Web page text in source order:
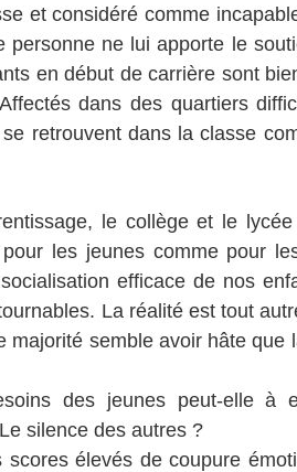
et considéré comme
ne lui apporte le
en début de carrière sont
dans des quartiers
retrouvent dans la classe
le collège et le
les jeunes comme pour
efficace de nos
La réalité est tout
majorité semble avoir hâte que
des jeunes peut-elle à
silence des autres ?
élevés de coupure